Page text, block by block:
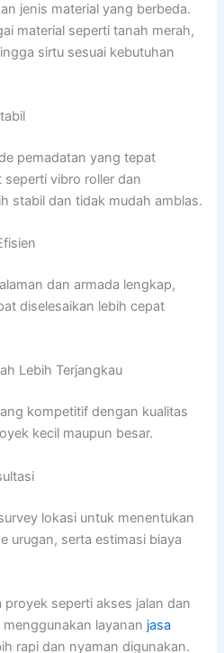
jenis material yang berbeda.
material seperti tanah merah,
sirtu sesuai kebutuhan
pemadatan yang tepat
vibro roller dan
stabil dan tidak mudah amblas.
dan armada lengkap,
diselesaikan lebih cepat
Lebih Terjangkau
kompetitif dengan kualitas
kecil maupun besar.
lokasi untuk menentukan
urugan, serta estimasi biaya
seperti akses jalan dan
layanan jasa
rapi dan nyaman digunakan.